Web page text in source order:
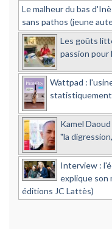
Le malheur du bas
sans pathos (jeune
Les goûts
passion pour
Wattpad :
Kamel
"la
Interview :
explique son
éditions JC Lattès)